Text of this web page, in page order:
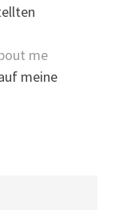
me
meine